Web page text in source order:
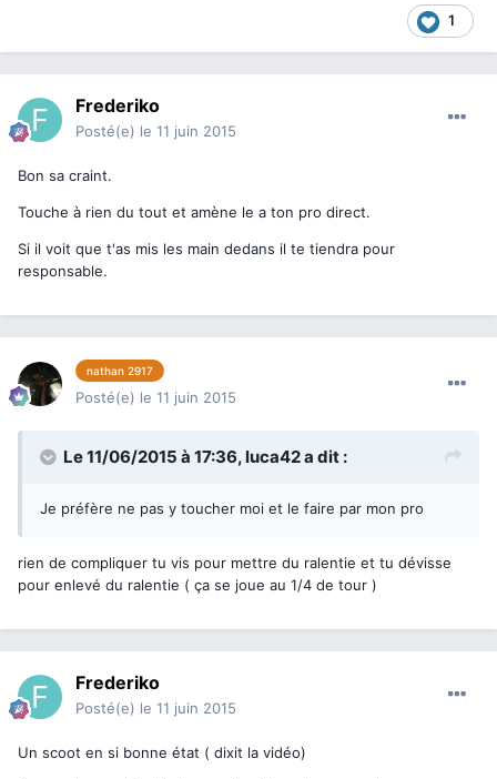
1
Frederiko
Posté(e) le 11 juin 2015
Bon sa craint.
Touche à rien du tout et amène le a ton pro direct.
Si il voit que t'as mis les main dedans il te tiendra pour
responsable.
nathan 2917
Posté(e) le 11 juin 2015
Le 11/06/2015 à 17:36, luca42 a dit :
Je préfère ne pas y toucher moi et le faire par mon pro
rien de compliquer tu vis pour mettre du ralentie et tu dévisse
pour enlevé du ralentie ( ça se joue au 1/4 de tour )
Frederiko
Posté(e) le 11 juin 2015
Un scoot en si bonne état ( dixit la vidéo)